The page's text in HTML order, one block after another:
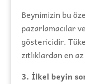
Beynimizin bu
pazarlamacılar
göstericidir.
zıtlıklardan en
3. İlkel beyin